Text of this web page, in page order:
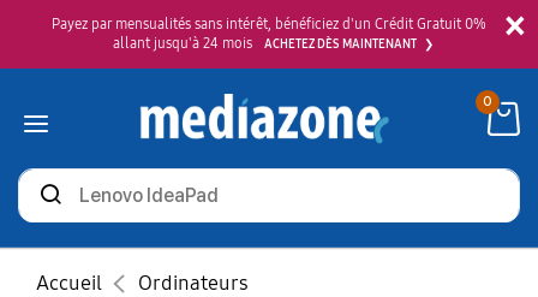
×
Payez par mensualités sans intérêt, bénéficiez d'un Crédit Gratuit 0%
allant jusqu'à 24 mois
ACHETEZ DÈS MAINTENANT
Rechercher
des
produits
0
Accueil Ordinateurs